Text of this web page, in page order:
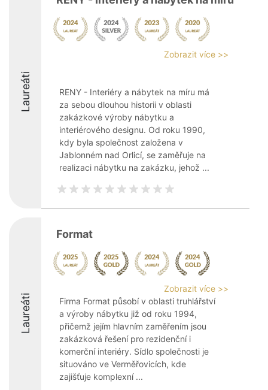
Laureáti
Zobrazit více >>
RENY - Interiéry a nábytek na míru má
za sebou dlouhou historii v oblasti
zakázkové výroby nábytku a
interiérového designu. Od roku 1990,
kdy byla společnost založena v
Jablonném nad Orlicí, se zaměřuje na
realizaci nábytku na zakázku, jehož ...
Laureáti
Format
Zobrazit více >>
Firma Format působí v oblasti truhlářství
a výroby nábytku již od roku 1994,
přičemž jejím hlavním zaměřením jsou
zakázková řešení pro rezidenční i
komerční interiéry. Sídlo společnosti je
situováno ve Verměřovicích, kde
zajišťuje komplexní ...